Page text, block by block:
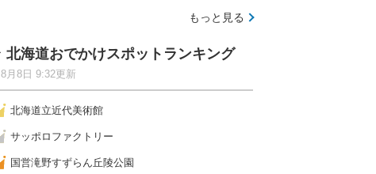
もっと見る
北海道おでかけスポットランキング
8月8日 9:32更新
北海道立近代美術館
サッポロファクトリー
国営滝野すずらん丘陵公園